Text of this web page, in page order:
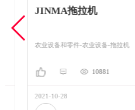
JINMA拖拉机
农业设备和零件-农业设备-拖拉机
10881
2021-10-28